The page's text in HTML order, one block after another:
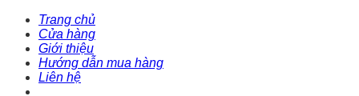
Trang chủ
Cửa hàng
Giới thiệu
Hướng dẫn mua hàng
Liên hệ